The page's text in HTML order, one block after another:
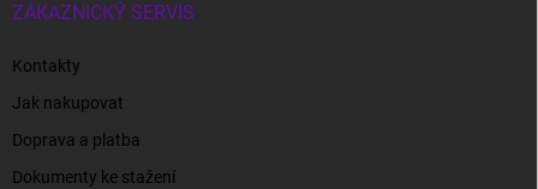
ZÁKAZNICKÝ SERVIS
Kontakty
Jak nakupovat
Doprava a platba
Dokumenty ke stažení